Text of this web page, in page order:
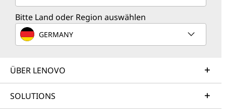
Bitte Land oder Region auswählen
GERMANY
ÜBER LENOVO
SOLUTIONS